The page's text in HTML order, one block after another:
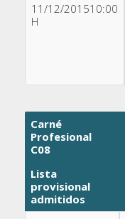
11/12/201510:00
H
Carné
Profesional
C08
Lista
provisional
admitidos